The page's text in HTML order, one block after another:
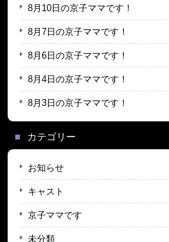
8月10日の京子ママです！
8月7日の京子ママです！
8月6日の京子ママです！
8月4日の京子ママです！
8月3日の京子ママです！
カテゴリー
お知らせ
キャスト
京子ママです
未分類